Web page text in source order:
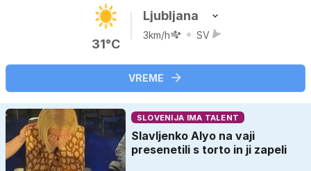
31°C
Ljubljana
3km/h SV
VREME
SLOVENIJA IMA TALENT
Slavljenko Alyo na vaji
presenetili s torto in ji zapeli